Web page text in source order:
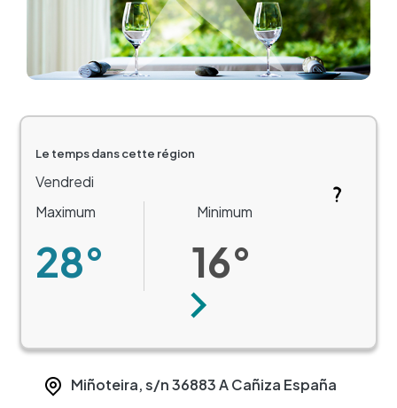
Le temps dans cette région
Vendredi
Maximum
28°
Minimum
16°
Suivant
Miñoteira, s/n36883A Cañiza España